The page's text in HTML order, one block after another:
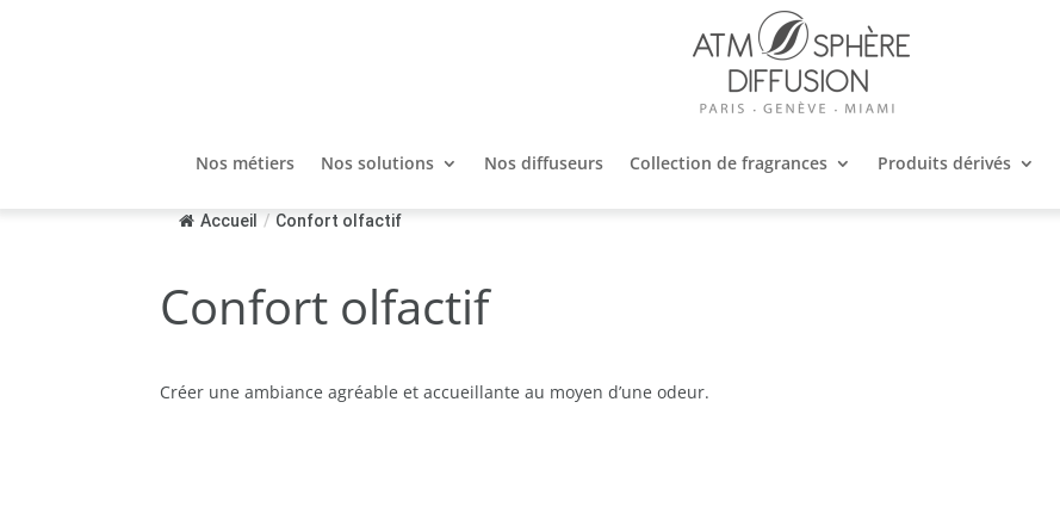
Nos métiers Nos solutions Nos diffuseurs Collection de fragrances Produits dérivés
Accueil / Confort olfactif
Confort olfactif
Créer une ambiance agréable et accueillante au moyen d’une odeur.